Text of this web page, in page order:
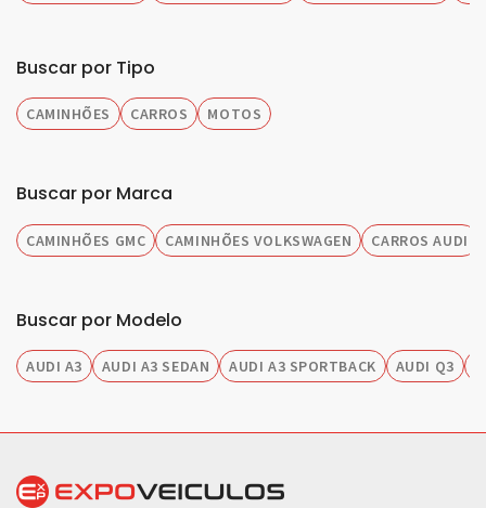
Buscar por Tipo
CAMINHÕES CARROS MOTOS
Buscar por Marca
CAMINHÕES GMC CAMINHÕES VOLKSWAGEN CARROS AUDI
Buscar por Modelo
AUDI A3 AUDI A3 SEDAN AUDI A3 SPORTBACK AUDI Q3